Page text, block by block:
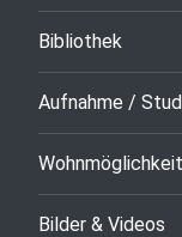
Bibliothek
Aufnahme /
Bilder & Videos